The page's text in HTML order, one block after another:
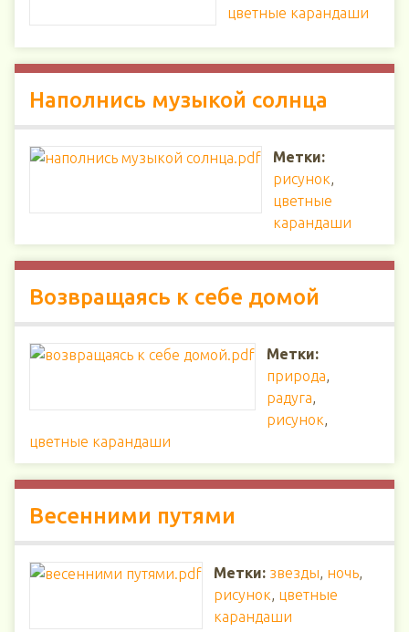
цветные карандаши
Наполнись музыкой солнца
Метки:
рисунок,
цветные
карандаши
Возвращаясь к себе домой
Метки:
природа,
радуга,
рисунок,
цветные карандаши
Весенними путями
Метки: звезды, ночь,
рисунок, цветные
карандаши